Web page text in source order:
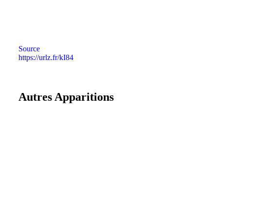
Source
https://urlz.fr/kI84
Autres Apparitions